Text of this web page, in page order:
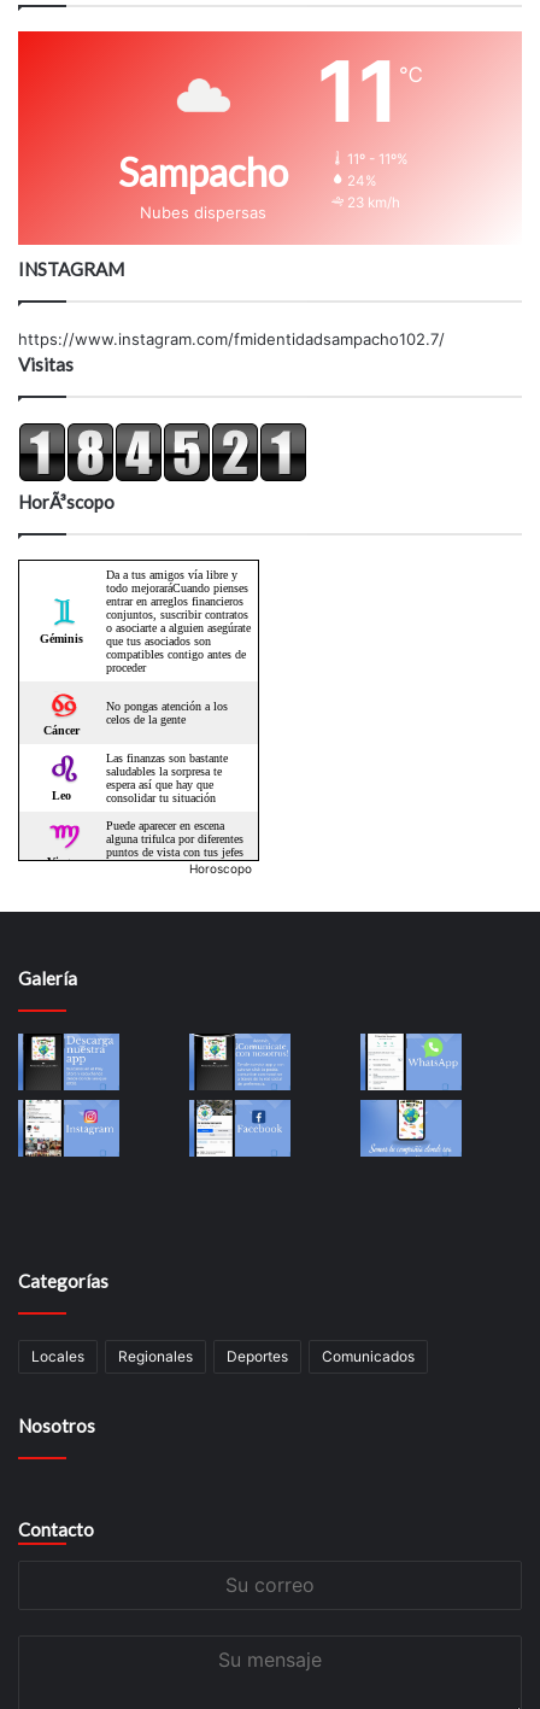
Sampacho
Nubes dispersas
11 ℃
11º - 11º%
24%
23 km/h
INSTAGRAM
https://www.instagram.com/fmidentidadsampacho102.7/
Visitas
HorÃ³scopo
Horoscopo
Galería
Categorías
Locales Regionales Deportes Comunicados
Nosotros
Contacto